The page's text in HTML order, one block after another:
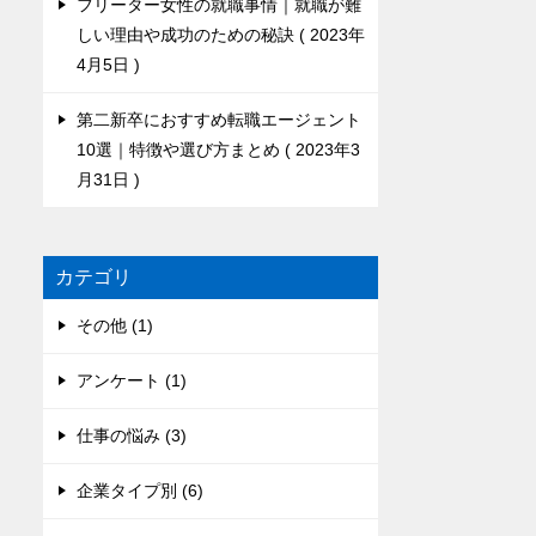
フリーター女性の就職事情｜就職が難
しい理由や成功のための秘訣
2023年
4月5日
第二新卒におすすめ転職エージェント
10選｜特徴や選び方まとめ
2023年3
月31日
カテゴリ
その他 (1)
アンケート (1)
仕事の悩み (3)
企業タイプ別 (6)